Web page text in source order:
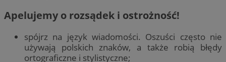
Apelujemy o rozsądek i ostrożność!
spójrz na język wiadomości. Oszuści często nie
używają polskich znaków, a także robią błędy
ortograficzne i stylistyczne;